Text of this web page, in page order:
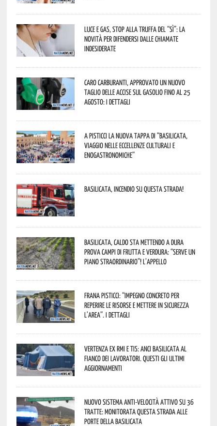
Luce e gas, stop alla truffa del “Sì”: la
novità per difendersi dalle chiamate
indesiderate
Caro carburanti, approvato un nuovo
taglio delle accise sul gasolio fino al 25
agosto: i dettagli
A Pisticci la nuova tappa di “Basilicata,
viaggio nelle eccellenze culturali e
enogastronomiche”
Basilicata, incendio su questa strada!
Basilicata, caldo sta mettendo a dura
prova campi di frutta e verdura: “Serve un
piano straordinario”! L’appello
Frana Pisticci: “Impegno concreto per
reperire le risorse e mettere in sicurezza
l’area”. I dettagli
Vertenza ex RMI e TIS: ANCI Basilicata al
fianco dei lavoratori. Questi gli ultimi
aggiornamenti
Nuovo sistema anti-velocità attivo su 36
tratte: monitorata questa strada alle
porte della Basilicata